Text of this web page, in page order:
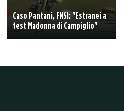
Caso Pantani, FMSI: "Estranei a
test Madonna di Campiglio"